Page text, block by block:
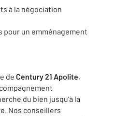
à la négociation
pour un emménagement
de Century 21 Apolite,
du bien jusqu’à la
Nos conseillers